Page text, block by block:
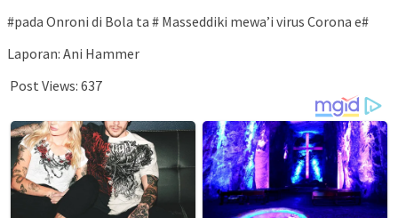
#pada Onroni di Bola ta # Masseddiki mewa’i virus Corona e#
Laporan: Ani Hammer
Post Views: 637